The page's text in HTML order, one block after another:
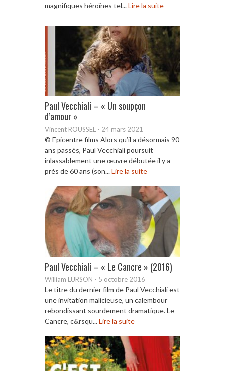
magnifiques héroïnes tel...Lire la suite
Paul Vecchiali – « Un soupçon
d’amour »
Vincent ROUSSEL - 24 mars 2021
© Epicentre films Alors qu’il a désormais 90
ans passés, Paul Vecchiali poursuit
inlassablement une œuvre débutée il y a
près de 60 ans (son...Lire la suite
Paul Vecchiali – « Le Cancre » (2016)
William LURSON - 5 octobre 2016
Le titre du dernier film de Paul Vecchiali est
une invitation malicieuse, un calembour
rebondissant sourdement dramatique. Le
Cancre, c&rsqu...Lire la suite